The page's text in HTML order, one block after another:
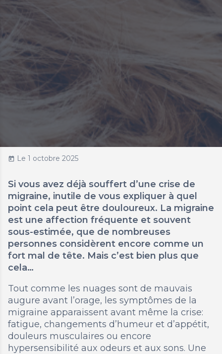
today Le 1 octobre 2025
Si vous avez déjà souffert d’une crise de
migraine, inutile de vous expliquer à quel
point cela peut être douloureux. La migraine
est une affection fréquente et souvent
sous-estimée, que de nombreuses
personnes considèrent encore comme un
fort mal de tête. Mais c’est bien plus que
cela…
Tout comme les nuages sont de mauvais
augure avant l’orage, les symptômes de la
migraine apparaissent avant même la crise:
fatigue, changements d’humeur et d’appétit,
douleurs musculaires ou encore
hypersensibilité aux odeurs et aux sons. Une